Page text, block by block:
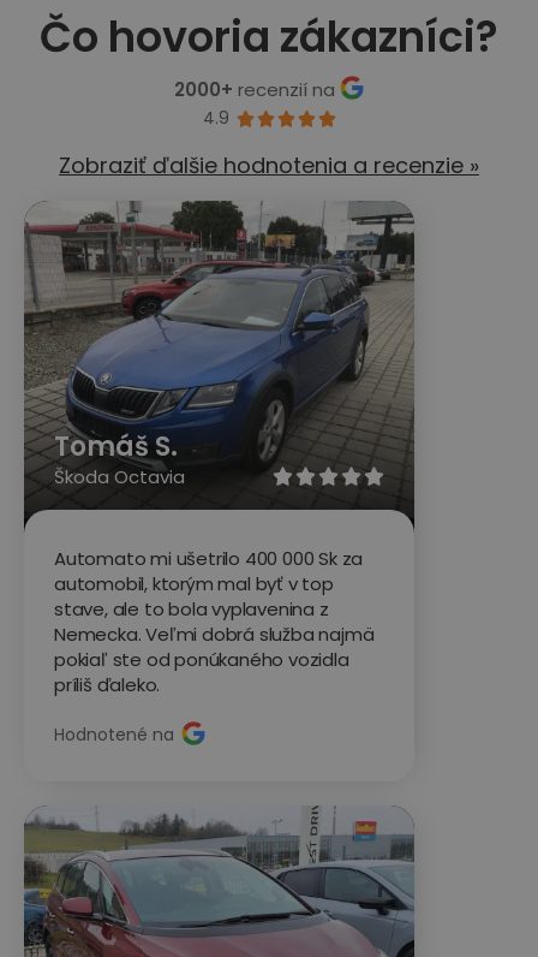
Čo hovoria zákazníci?
2000+ recenzií na
4.9 
Zobraziť ďalšie hodnotenia a recenzie »

Tomáš S.
Škoda Octavia
Automato mi ušetrilo 400 000 Sk za
automobil, ktorým mal byť v top
stave, ale to bola vyplavenina z
Nemecka. Veľmi dobrá služba najmä
pokiaľ ste od ponúkaného vozidla
príliš ďaleko.
Hodnotené na